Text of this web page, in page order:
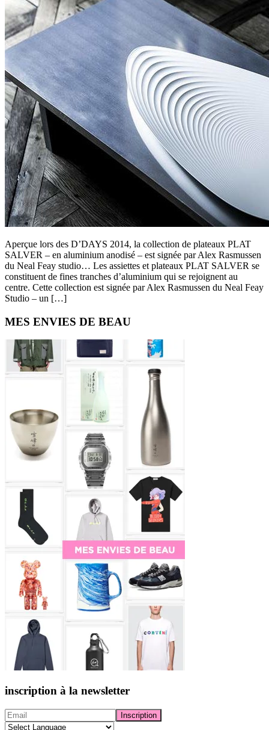
Aperçue lors des D’DAYS 2014, la collection de plateaux PLAT
SALVER – en aluminium anodisé – est signée par Alex Rasmussen
du Neal Feay studio… Les assiettes et plateaux PLAT SALVER se
constituent de fines tranches d’aluminium qui se rejoignent au
centre. Cette collection est signée par Alex Rasmussen du Neal Feay
Studio – un […]
Primary
Sidebar
MES ENVIES DE BEAU
inscription à la newsletter